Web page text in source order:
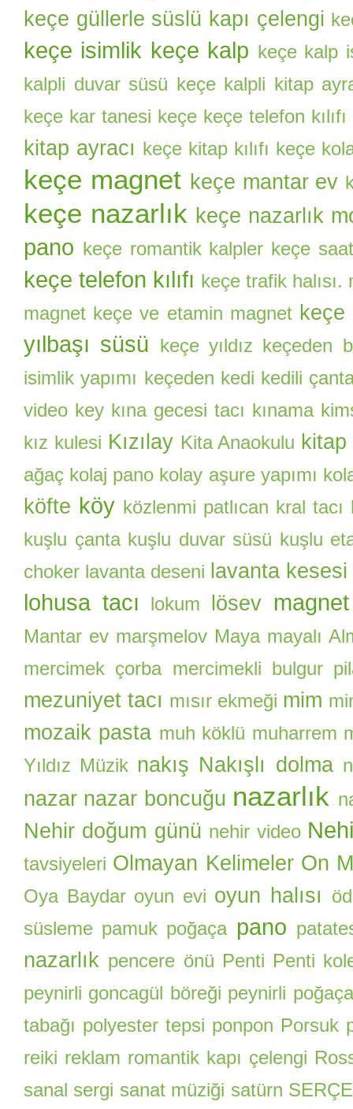
keçe güllerle süslü kapı çelengi
keçe isimlik keçe kalp keçe kalp
kalpli duvar süsü keçe kalpli kitap
keçe kar tanesi keçe keçe telefon kılıfı
kitap ayracı keçe kitap kılıfı keçe
keçe magnet keçe mantar ev
keçe nazarlık keçe nazarlık
pano keçe romantik kalpler keçe
keçe telefon kılıfı keçe trafik halısı.
magnet keçe ve etamin magnet
yılbaşı süsü keçe yıldız
keçeden
isimlik yapımı keçeden kedi kedili
video key kına gecesi tacı kınama
kız kulesi Kızılay Kita Anaokulu kitap
ağaç kolaj pano kolay aşure yapımı
köfte köy közlenmi patlıcan kral tacı
kuşlu çanta kuşlu duvar süsü kuşlu
choker lavanta deseni lavanta kesesi
lohusa tacı lokum lösev magnet
Mantar ev marşmelov Maya mayalı
mercimek çorba mercimekli bulgur
mezuniyet tacı mısır ekmeği mim
mozaik pasta muh köklü muharrem
Yıldız
Müzik nakış Nakışlı dolma
nazar nazar boncuğu nazarlık
Nehir doğum günü nehir video
tavsiyeleri Olmayan Kelimeler On
Oya Baydar oyun evi oyun halısı
süsleme pamuk poğaça pano
nazarlık pencere önü Penti Penti
peynirli goncagül böreği peynirli poğaça
tabağı polyester tepsi ponpon Porsuk
reiki reklam romantik kapı çelengi
sanal sergi sanat müziği satürn